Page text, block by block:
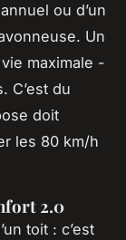
ou d’un
Un
maximale -
C’est du
doit
les 80 km/h
2.0
toit : c’est